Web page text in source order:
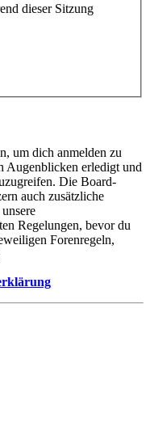
dieser Sitzung
um dich anmelden zu
Augenblicken erledigt und
Die Board-
auch zusätzliche
Regelungen, bevor du
Forenregeln,